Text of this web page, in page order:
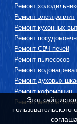
Ремонт
Ремонт электроплит
Ремонт кухонных
Ремонт
Ремонт СВЧ-печей
Ремонт пылесосов
Ремонт
Ремонт духовых
Ремонт кофемашин
Ремонт мелкой
Этот сайт